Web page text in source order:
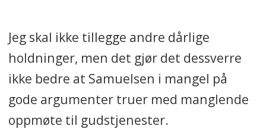
Jeg skal ikke tillegge andre dårlige
holdninger, men det gjør det dessverre
ikke bedre at Samuelsen i mangel på
gode argumenter truer med manglende
oppmøte til gudstjenester.